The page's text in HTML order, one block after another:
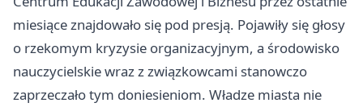
miesiące znajdowało się pod presją. Pojawiły się głosy
o rzekomym kryzysie organizacyjnym, a środowisko
nauczycielskie wraz z związkowcami stanowczo
zaprzeczało tym doniesieniom. Władze miasta nie